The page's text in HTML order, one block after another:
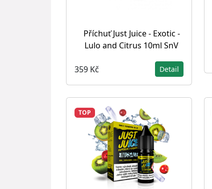
Příchuť Just Juice - Exotic -
Lulo and Citrus 10ml SnV
359 Kč Detail
TOP